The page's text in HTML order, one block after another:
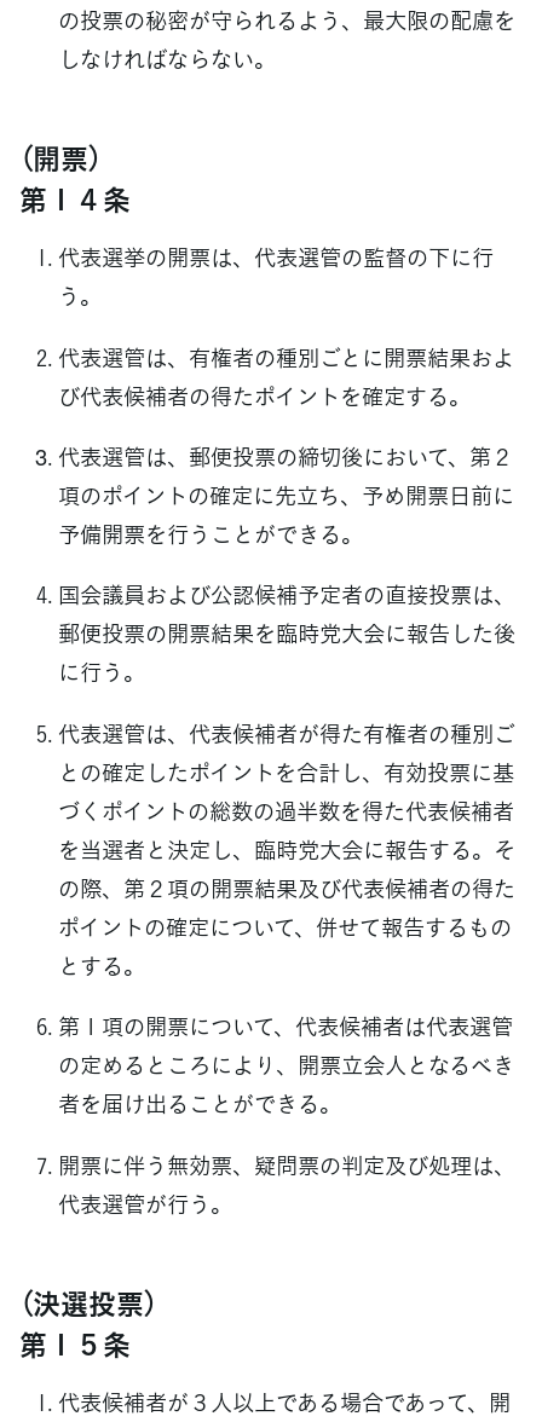
の投票の秘密が守られるよう、最大限の配慮を
しなければならない。
（開票）
第１４条
代表選挙の開票は、代表選管の監督の下に行
う。
代表選管は、有権者の種別ごとに開票結果およ
び代表候補者の得たポイントを確定する。
代表選管は、郵便投票の締切後において、第２
項のポイントの確定に先立ち、予め開票日前に
予備開票を行うことができる。
国会議員および公認候補予定者の直接投票は、
郵便投票の開票結果を臨時党大会に報告した後
に行う。
代表選管は、代表候補者が得た有権者の種別ご
との確定したポイントを合計し、有効投票に基
づくポイントの総数の過半数を得た代表候補者
を当選者と決定し、臨時党大会に報告する。そ
の際、第２項の開票結果及び代表候補者の得た
ポイントの確定について、併せて報告するもの
とする。
第１項の開票について、代表候補者は代表選管
の定めるところにより、開票立会人となるべき
者を届け出ることができる。
開票に伴う無効票、疑問票の判定及び処理は、
代表選管が行う。
（決選投票）
第１５条
代表候補者が３人以上である場合であって、開